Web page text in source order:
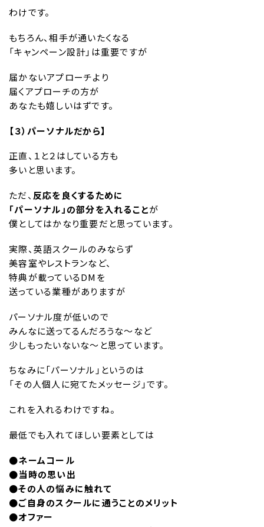
わけです。
もちろん、相手が通いたくなる
「キャンペーン設計」は重要ですが
届かないアプローチより
届くアプローチの方が
あなたも嬉しいはずです。
【３）パーソナルだから】
正直、１と２はしている方も
多いと思います。
ただ、 反応を良くするために
「パーソナル」の部分を入れることが
僕としてはかなり重要だと思っています。
実際、英語スクールのみならず
美容室やレストランなど、
特典が載っているDMを
送っている業種がありますが
パーソナル度が低いので
みんなに送ってるんだろうな〜など
少しもったいないな〜と思っています。
ちなみに「パーソナル」というのは
「その人個人に宛てたメッセージ」です。
これを入れるわけですね。
最低でも入れてほしい要素としては
●ネームコール
●当時の思い出
●その人の悩みに触れて
●ご自身のスクールに通うことのメリット
●オファー